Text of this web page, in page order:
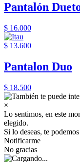
Pantalón
$ 16.000
$ 13.600
Pantalon Duo
$ 18.500
×
Lo sentimos, en este
elegido.
Si lo deseas, te
Notificarme
No gracias